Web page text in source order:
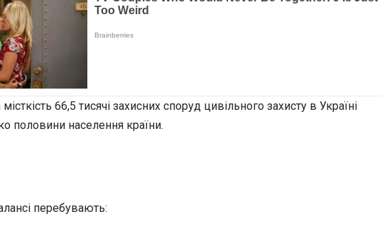
66,5 тисячі захисних споруд цивільного захисту в Україні
половини населення країни.
перебувають: